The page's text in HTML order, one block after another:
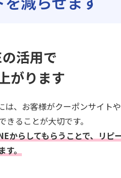
活用で
がります
は、お客様がクーポンサイトや
ることが大切です。
からしてもらうことで、リピ
す。